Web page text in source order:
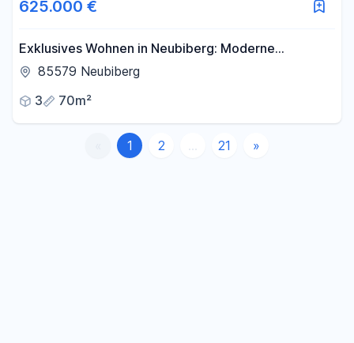
625.000 €
Exklusives Wohnen in Neubiberg: Moderne
Eigentumswohnung mit Garten & Stellplätzen
85579 Neubiberg
3
70m²
1 2 ... 21 »